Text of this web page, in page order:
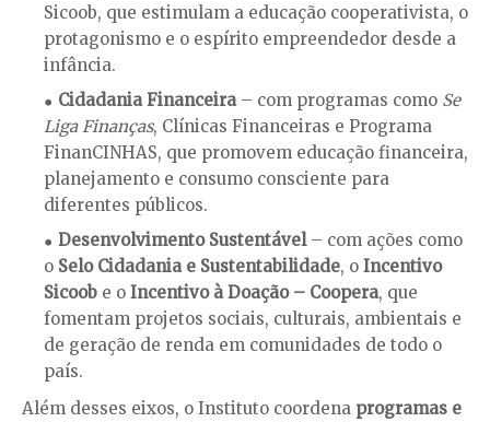
Sicoob, que estimulam a educação cooperativista, o
protagonismo e o espírito empreendedor desde a
infância.
Cidadania Financeira– com programas como Se
Liga Finanças, Clínicas Financeiras e Programa
FinanCINHAS, que promovem educação financeira,
planejamento e consumo consciente para
diferentes públicos.
Desenvolvimento Sustentável– com ações como
o Selo Cidadania e Sustentabilidade, o Incentivo
Sicoob e o Incentivo à Doação – Coopera, que
fomentam projetos sociais, culturais, ambientais e
de geração de renda em comunidades de todo o
país.
Além desses eixos, o Instituto coordena programas e